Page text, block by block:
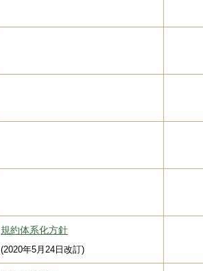
規約体系化方針
(2020年5月24日改訂)